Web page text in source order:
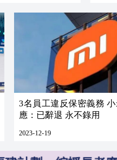
3名員工違反保密義務
應：已辭退 永不錄用
2023-12-19